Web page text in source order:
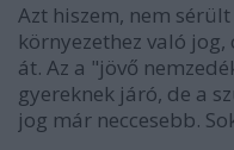
Azt hiszem, nem
környezethez való
át. Az a "jövő
gyereknek járó, de a
jog már neccesebb.